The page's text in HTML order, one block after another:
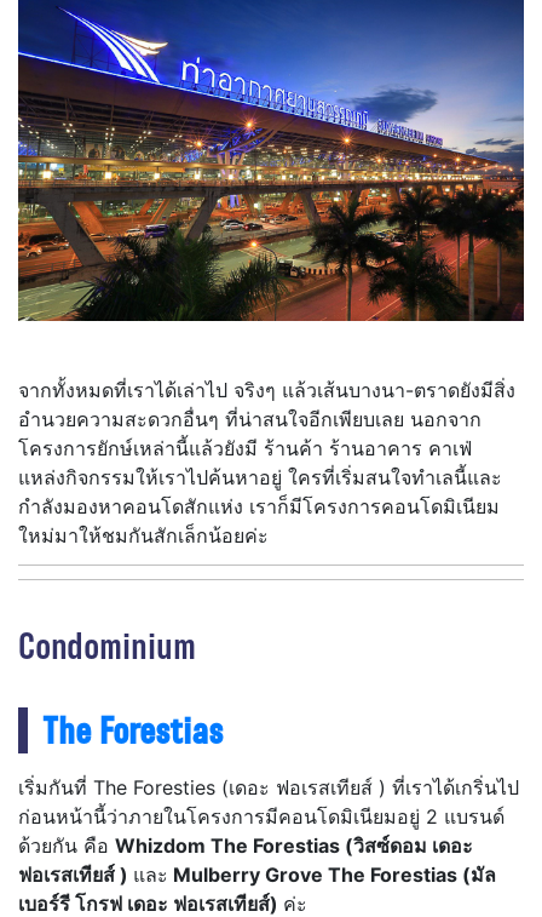
จากทั้งหมดที่เราได้เล่าไป จริงๆ แล้วเส้นบางนา-ตราดยังมีสิ่ง
อำนวยความสะดวกอื่นๆ ที่น่าสนใจอีกเพียบเลย นอกจาก
โครงการยักษ์เหล่านี้แล้วยังมี ร้านค้า ร้านอาคาร คาเฟ่
แหล่งกิจกรรมให้เราไปค้นหาอยู่ ใครที่เริ่มสนใจทำเลนี้และ
กำลังมองหาคอนโดสักแห่ง เราก็มีโครงการคอนโดมิเนียม
ใหม่มาให้ชมกันสักเล็กน้อยค่ะ
Condominium
The Forestias
เริ่มกันที่ The Foresties (เดอะ ฟอเรสเทียส์ ) ที่เราได้เกริ่นไป
ก่อนหน้านี้ว่าภายในโครงการมีคอนโดมิเนียมอยู่ 2 แบรนด์
ด้วยกัน คือ Whizdom The Forestias (วิสซ์ดอม เดอะ
ฟอเรสเทียส์ ) และ Mulberry Grove The Forestias (มัล
เบอร์รี โกรฟ เดอะ ฟอเรสเทียส์) ค่ะ